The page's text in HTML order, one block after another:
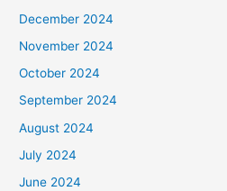
December 2024
November 2024
October 2024
September 2024
August 2024
July 2024
June 2024